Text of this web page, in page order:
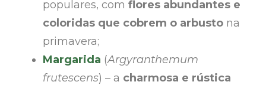
populares, com flores abundantes e
coloridas que cobrem o arbusto na
primavera;
Margarida (Argyranthemum
frutescens) – a charmosa e rústica